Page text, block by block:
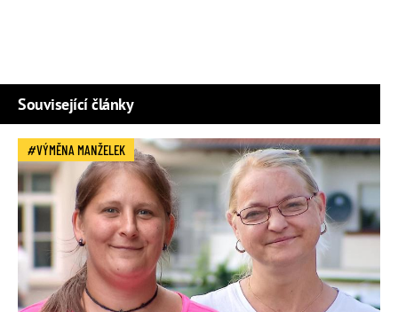
Související články
VÝMĚNA MANŽELEK